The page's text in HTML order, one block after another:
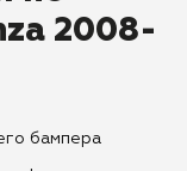
2008-
бампера